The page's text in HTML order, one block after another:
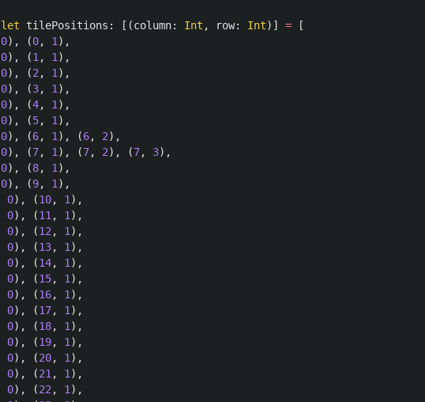
let tilePositions : [(column: Int , row: Int)] =
[
0), (0, 1),
0), (1, 1),
0), (2, 1),
0), (3, 1),
0), (4, 1),
0), (5, 1),
0), (6, 1), (6, 2),
0), (7, 1), (7, 2), (7, 3),
0), (8, 1),
0), (9, 1),
0), (10, 1),
0), (11, 1),
0), (12, 1),
0), (13, 1),
0), (14, 1),
0), (15, 1),
0), (16, 1),
0), (17, 1),
0), (18, 1),
0), (19, 1),
0), (20, 1),
0), (21, 1),
0), (22, 1),